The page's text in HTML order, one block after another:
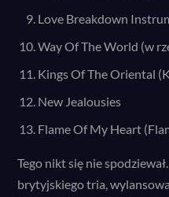
Love Breakdown
Way Of The World (w
Kings Of The Oriental
New Jealousies
Flame Of My Heart
Tego nikt się nie
brytyjskiego tria,